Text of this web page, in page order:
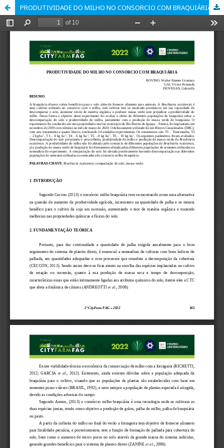
PRODUTIVIDADE DO MILHO NO CONSORCIO COM BRAQUIÁRIA